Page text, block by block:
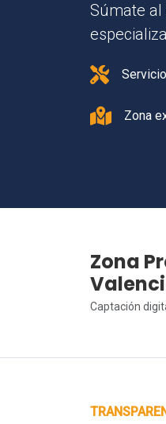
Súmate al
Zona
Zona
Captación